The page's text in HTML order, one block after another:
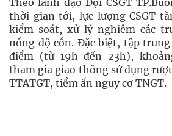
Theo lãnh đạo Đội CSGT
thời gian tới, lực lượng CSGT
kiểm soát, xử lý nghiêm các
nồng độ cồn. Đặc biệt, tập
điểm (từ 19h đến 23h),
tham gia giao thông sử dụng
TTATGT, tiềm ẩn nguy cơ TNGT.